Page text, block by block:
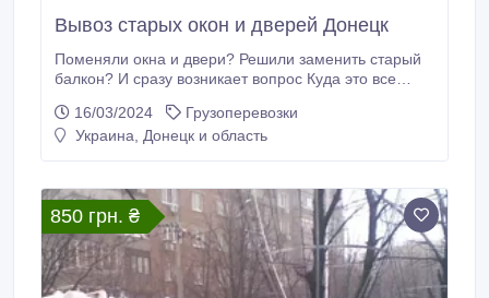
Вывоз старых окон и дверей Донецк
Поменяли окна и двери? Решили заменить старый
балкон? И сразу возникает вопрос Куда это все
вывоз старых окон и дверей и оставшегося после их
демонтажа мусора. С выносом из квартиры (на
16/03/2024
Грузоперевозки
Украина, Донецк и область
850 грн. ₴